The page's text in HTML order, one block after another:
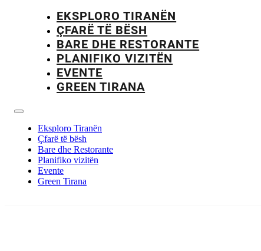
EKSPLORO TIRANËN
ÇFARË TË BËSH
BARE DHE RESTORANTE
PLANIFIKO VIZITËN
EVENTE
GREEN TIRANA
Eksploro Tiranën
Çfarë të bësh
Bare dhe Restorante
Planifiko vizitën
Evente
Green Tirana